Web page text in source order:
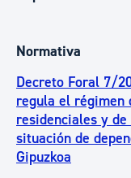
Normativa
Decreto Foral 7/
regula el régimen
residenciales y
situación de
Gipuzkoa